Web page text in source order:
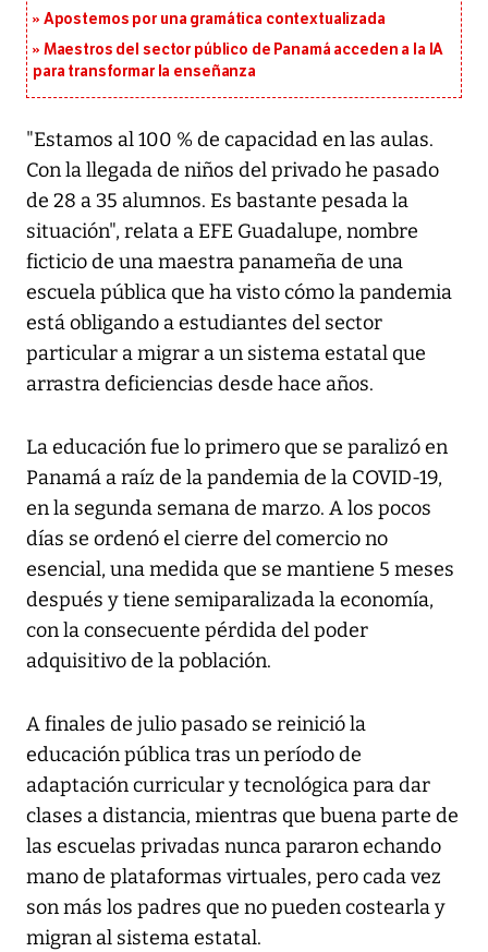
Apostemos por una gramática contextualizada
Maestros del sector público de Panamá acceden a la IA
para transformar la enseñanza
"Estamos al 100 % de capacidad en las aulas.
Con la llegada de niños del privado he pasado
de 28 a 35 alumnos. Es bastante pesada la
situación", relata a EFE Guadalupe, nombre
ficticio de una maestra panameña de una
escuela pública que ha visto cómo la pandemia
está obligando a estudiantes del sector
particular a migrar a un sistema estatal que
arrastra deficiencias desde hace años.
La educación fue lo primero que se paralizó en
Panamá a raíz de la pandemia de la COVID-19,
en la segunda semana de marzo. A los pocos
días se ordenó el cierre del comercio no
esencial, una medida que se mantiene 5 meses
después y tiene semiparalizada la economía,
con la consecuente pérdida del poder
adquisitivo de la población.
A finales de julio pasado se reinició la
educación pública tras un período de
adaptación curricular y tecnológica para dar
clases a distancia, mientras que buena parte de
las escuelas privadas nunca pararon echando
mano de plataformas virtuales, pero cada vez
son más los padres que no pueden costearla y
migran al sistema estatal.